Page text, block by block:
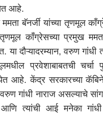
येत आहे.
बॅनर्जी यांच्या तृणमूल
काँग्रेसच्या प्रमुख ममता
या दौऱ्यादरम्यान, वरुण गांधी
प्रवेशाबाबतची चर्चा
आहे. केंद्र सरकारच्या
गांधी नाराज असल्याचे
त्यांची आई मनेका गांधी